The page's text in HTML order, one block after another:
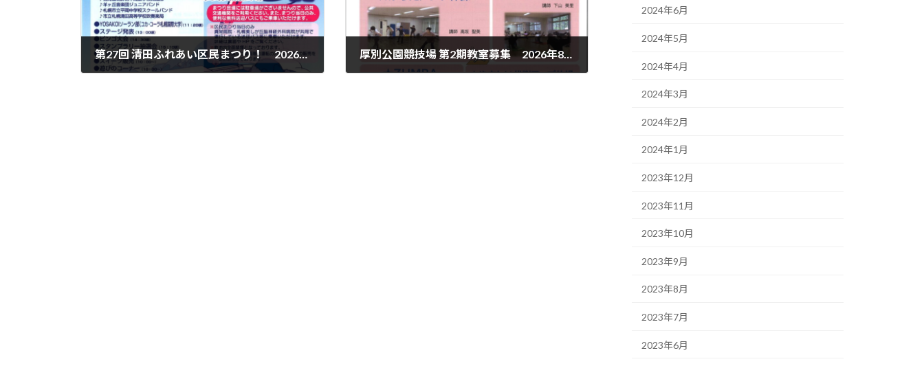
第27回 清田ふれあい区民まつり！ 2026年7月18日(土)9:50～ 厚別公園競技場 第2期教室募集 2026年8月開講
2024年6月
2024年5月
2024年4月
2024年3月
2024年2月
2024年1月
2023年12月
2023年11月
2023年10月
2023年9月
2023年8月
2023年7月
2023年6月